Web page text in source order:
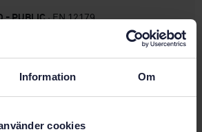
Information Om
cookies
- PUBLIC· EN 12179
to wind load - Test
on standards - Read more